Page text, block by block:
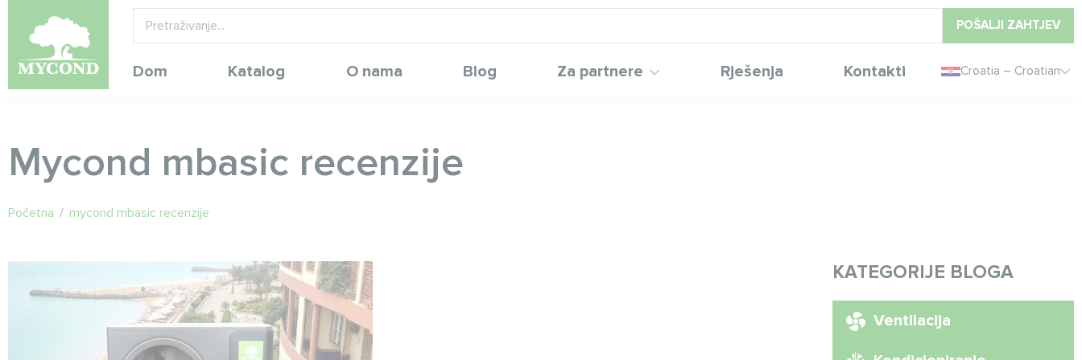
POŠALJI ZAHTJEV
Dom Katalog O nama Blog Za partnere Rješenja Kontakti Croatia – Croatian
Mycond mbasic recenzije
Početna / mycond mbasic recenzije
KATEGORIJE BLOGA
Ventilacija